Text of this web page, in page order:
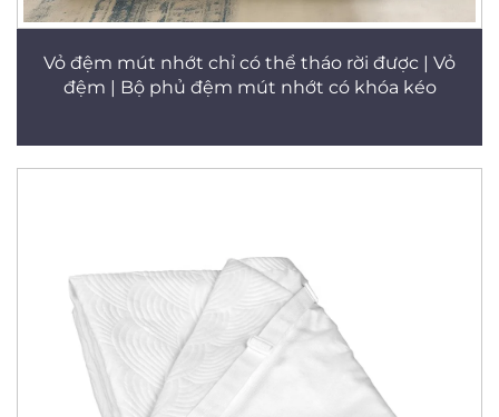
Vỏ đệm mút nhớt chỉ có thể tháo rời được | Vỏ
đệm | Bộ phủ đệm mút nhớt có khóa kéo